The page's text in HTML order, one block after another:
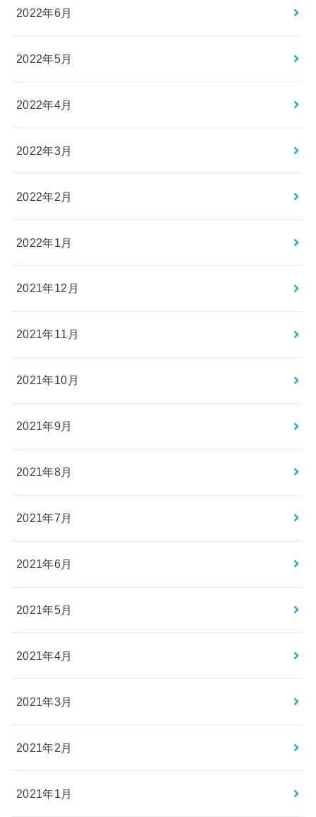
2022年6月
2022年5月
2022年4月
2022年3月
2022年2月
2022年1月
2021年12月
2021年11月
2021年10月
2021年9月
2021年8月
2021年7月
2021年6月
2021年5月
2021年4月
2021年3月
2021年2月
2021年1月